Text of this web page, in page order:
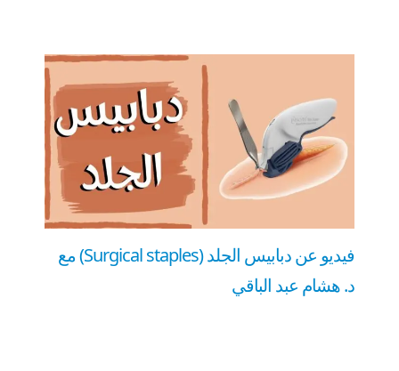
فيديو عن دبابيس الجلد (Surgical staples) مع
د. هشام عبد الباقي